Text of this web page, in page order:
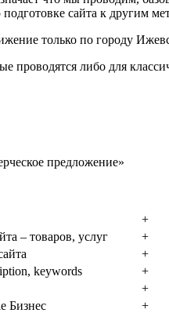
сайта к другим
только по городу
проводятся либо для
предложение»
+
– товаров, услуг
+
+
keywords
+
+
Бизнес
+